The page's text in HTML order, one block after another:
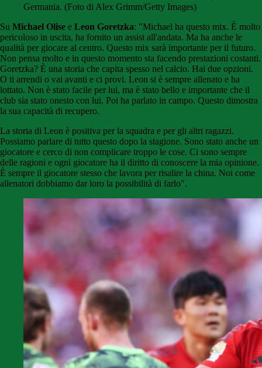
Germania. (Foto di Alex Grimm/Getty Images)
Su Michael Olise e Leon Goretzka: "Michael ha questo mix. È molto
pericoloso in uscita, ha fornito un assist all'andata. Ma ha anche le
qualità per giocare al centro. Questo mix sarà importante per il futuro.
Non pensa molto e in questo momento sta facendo prestazioni costanti.
Goretzka? È una storia che capita spesso nel calcio. Hai due opzioni.
O ti arrendi o vai avanti e ci provi. Leon si è sempre allenato e ha
lottato. Non è stato facile per lui, ma è stato bello e importante che il
club sia stato onesto con lui. Poi ha parlato in campo. Questo dimostra
la sua capacità di recupero.
La storia di Leon è positiva per la squadra e per gli altri ragazzi.
Possiamo parlare di tutto questo dopo la stagione. Sono stato anche un
giocatore e cerco di non complicare troppo le cose. Ci sono sempre
delle ragioni e ogni giocatore ha il diritto di conoscere la mia opinione.
È sempre il giocatore stesso che lavora per risalire la china. Noi come
allenatori dobbiamo dar loro la possibilità di farlo".